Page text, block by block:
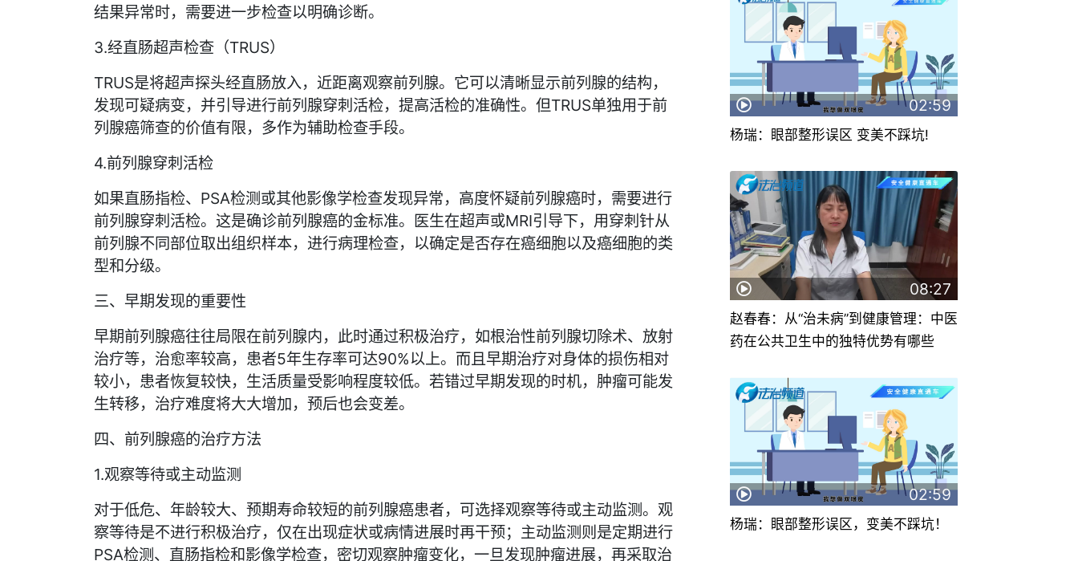
结果异常时，需要进一步检查以明确诊断。
3.经直肠超声检查（TRUS）
TRUS是将超声探头经直肠放入，近距离观察前列腺。它可以清晰显示前列腺的结构，
发现可疑病变，并引导进行前列腺穿刺活检，提高活检的准确性。但TRUS单独用于前
列腺癌筛查的价值有限，多作为辅助检查手段。
4.前列腺穿刺活检
如果直肠指检、PSA检测或其他影像学检查发现异常，高度怀疑前列腺癌时，需要进行
前列腺穿刺活检。这是确诊前列腺癌的金标准。医生在超声或MRI引导下，用穿刺针从
前列腺不同部位取出组织样本，进行病理检查，以确定是否存在癌细胞以及癌细胞的类
型和分级。
三、早期发现的重要性
早期前列腺癌往往局限在前列腺内，此时通过积极治疗，如根治性前列腺切除术、放射
治疗等，治愈率较高，患者5年生存率可达90%以上。而且早期治疗对身体的损伤相对
较小，患者恢复较快，生活质量受影响程度较低。若错过早期发现的时机，肿瘤可能发
生转移，治疗难度将大大增加，预后也会变差。
四、前列腺癌的治疗方法
1.观察等待或主动监测
对于低危、年龄较大、预期寿命较短的前列腺癌患者，可选择观察等待或主动监测。观
察等待是不进行积极治疗，仅在出现症状或病情进展时再干预；主动监测则是定期进行
PSA检测、直肠指检和影像学检查，密切观察肿瘤变化，一旦发现肿瘤进展，再采取治
02:59
杨瑞：眼部整形误区 变美不踩坑!
08:27
赵春春：从“治未病”到健康管理：中医
药在公共卫生中的独特优势有哪些
02:59
杨瑞：眼部整形误区，变美不踩坑！